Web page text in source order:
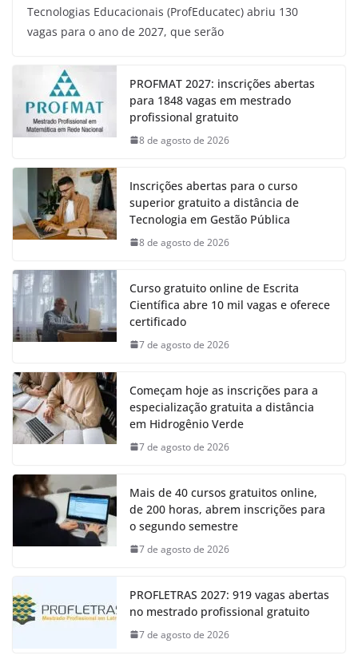
Tecnologias Educacionais (ProfEducatec) abriu 130
vagas para o ano de 2027, que serão
PROFMAT 2027: inscrições abertas
para 1848 vagas em mestrado
profissional gratuito
8 de agosto de 2026
Inscrições abertas para o curso
superior gratuito a distância de
Tecnologia em Gestão Pública
8 de agosto de 2026
Curso gratuito online de Escrita
Científica abre 10 mil vagas e oferece
certificado
7 de agosto de 2026
Começam hoje as inscrições para a
especialização gratuita a distância
em Hidrogênio Verde
7 de agosto de 2026
Mais de 40 cursos gratuitos online,
de 200 horas, abrem inscrições para
o segundo semestre
7 de agosto de 2026
PROFLETRAS 2027: 919 vagas abertas
no mestrado profissional gratuito
7 de agosto de 2026